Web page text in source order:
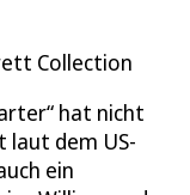
Collection
hat nicht
laut dem US-
ein